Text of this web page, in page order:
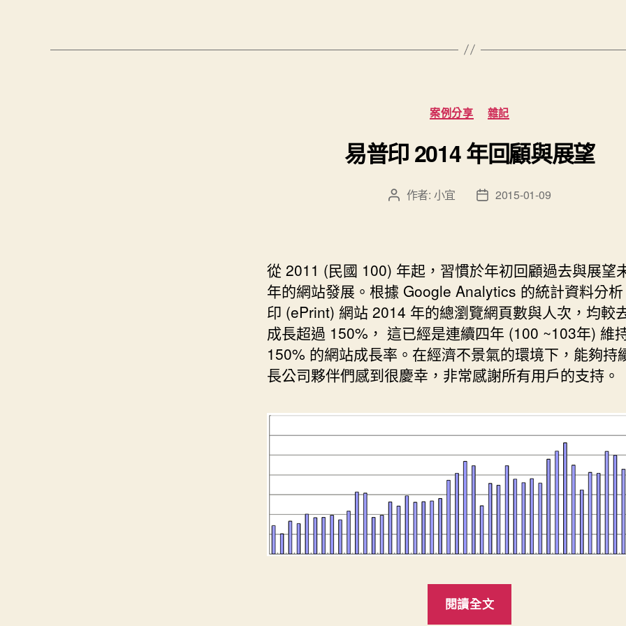
練
端
應
分
類
案例分享 雜記
易普印 2014 年回顧與展望
文 作者: 小宜
文
日
期
2015-01-09
從 2011 (民國 100) 年起，習慣於年初回顧過去與展望
年的網站發展。根據 Google Analytics 的統計資料分
印 (ePrint) 網站 2014 年的總瀏覽網頁數與人次，均較
成長超過 150%， 這已經是連續四年 (100 ~103年) 維
150% 的網站成長率。在經濟不景氣的環境下，能夠持
長公司夥伴們感到很慶幸，非常感謝所有用戶的支持。
閱讀全文